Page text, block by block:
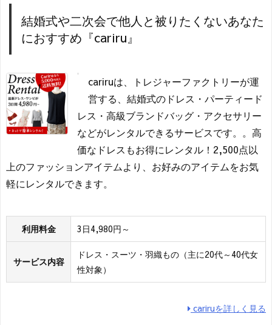
結婚式や二次会で他人と被りたくないあなた
におすすめ『cariru』
cariruは、トレジャーファクトリーが運
営する、結婚式のドレス・パーティード
レス・高級ブランドバッグ・アクセサリー
などがレンタルできるサービスです。。高
価なドレスもお得にレンタル！2,500点以
上のファッションアイテムより、お好みのアイテムをお気
軽にレンタルできます。
利用料金 3日4,980円～
サービス内容
ドレス・スーツ・羽織もの（主に20代～40代女
性対象）
cariruを詳しく見る